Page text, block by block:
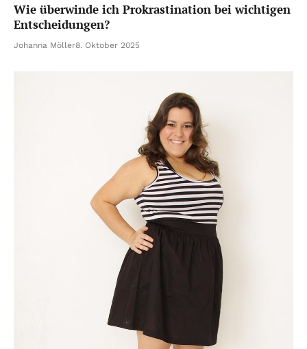
Wie überwinde ich Prokrastination bei wichtigen
Entscheidungen?
Johanna Möller8. Oktober 2025